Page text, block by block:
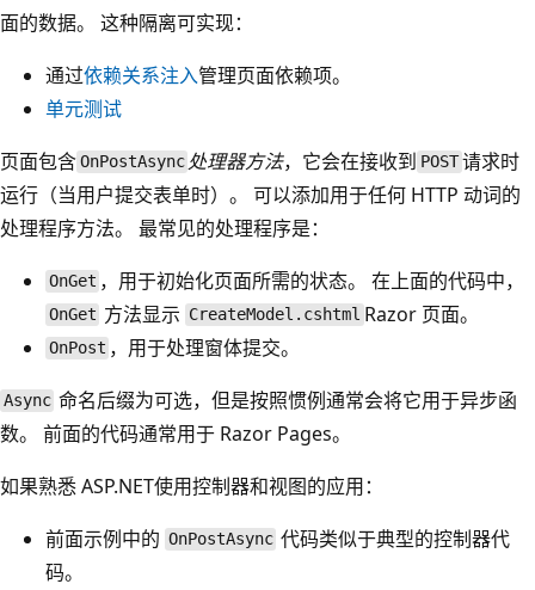
面的数据。 这种隔离可实现：
通过依赖关系注入管理页面依赖项。
单元测试
页面包含OnPostAsync 处理器方法，它会在接收到 POST请求时
运行（当用户提交表单时）。 可以添加用于任何 HTTP 动词的
处理程序方法。 最常见的处理程序是：
OnGet ，用于初始化页面所需的状态。 在上面的代码中，
OnGet 方法显示 CreateModel.cshtml Razor 页面。
OnPost ，用于处理窗体提交。
Async 命名后缀为可选，但是按照惯例通常会将它用于异步函
数。 前面的代码通常用于 Razor Pages。
如果熟悉 ASP.NET使用控制器和视图的应用：
前面示例中的 OnPostAsync 代码类似于典型的控制器代
码。